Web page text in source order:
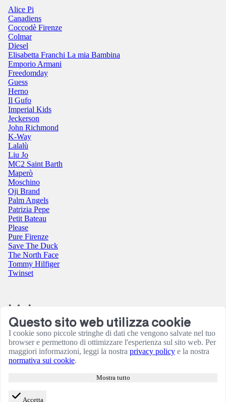
Alice Pi
Canadiens
Coccodè Firenze
Colmar
Diesel
Elisabetta Franchi La mia Bambina
Emporio Armani
Freedomday
Guess
Herno
Il Gufo
Imperial Kids
Jeckerson
John Richmond
K-Way
Lalalù
Liu Jo
MC2 Saint Barth
Maperò
Moschino
Oji Brand
Palm Angels
Patrizia Pepe
Petit Bateau
Please
Pure Firenze
Save The Duck
The North Face
Tommy Hilfiger
Twinset
Link
Contatti
Condizioni utilizzo sito
Informativa sulla Privacy
Resi e rimborsi
Termini e Condizioni
Questo sito web utilizza cookie
I cookie sono piccole stringhe di dati che vengono salvate nel tuo
browser e permettono di ottimizzare l'esperienza sul sito web. Per
maggiori informazioni, leggi la nostra privacy policy e la nostra
normativa sui cookie.
Mostra tutto
Accetta